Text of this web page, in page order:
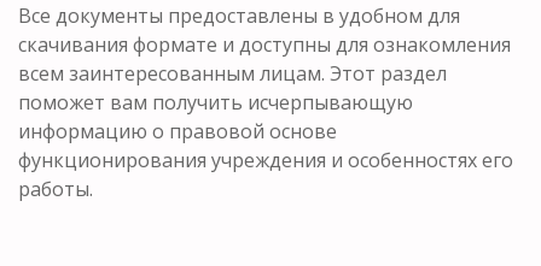
Все документы предоставлены в удобном для
скачивания формате и доступны для ознакомления
всем заинтересованным лицам. Этот раздел
поможет вам получить исчерпывающую
информацию о правовой основе
функционирования учреждения и особенностях его
работы.